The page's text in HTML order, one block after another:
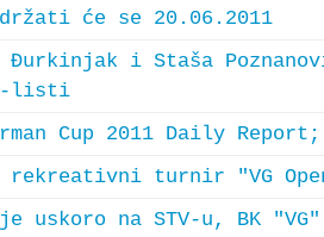
će se 20.06.2011
Đurkinjak i Staša
listi
Cup 2011 Daily
rekreativni turnir "VG
uskoro na STV-u, BK